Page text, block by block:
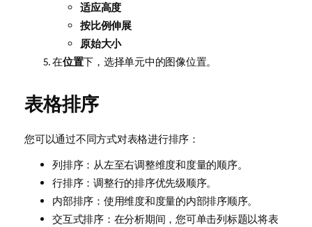
适应高度
按比例伸展
原始大小
在位置下，选择单元中的图像位置。
表格排序
您可以通过不同方式对表格进行排序：
列排序：从左至右调整维度和度量的顺序。
行排序：调整行的排序优先级顺序。
内部排序：使用维度和度量的内部排序顺序。
交互式排序：在分析期间，您可单击列标题以将表